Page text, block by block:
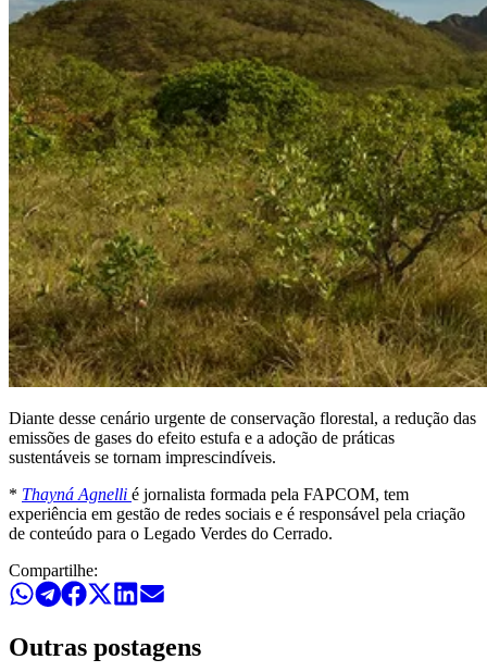
Diante desse cenário urgente de conservação florestal, a redução das
emissões de gases do efeito estufa e a adoção de práticas
sustentáveis se tornam imprescindíveis.
* Thayná Agnelli é jornalista formada pela FAPCOM, tem
experiência em gestão de redes sociais e é responsável pela criação
de conteúdo para o Legado Verdes do Cerrado.
Compartilhe:
Outras postagens